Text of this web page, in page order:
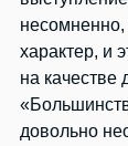
характер, и
на качестве
довольно